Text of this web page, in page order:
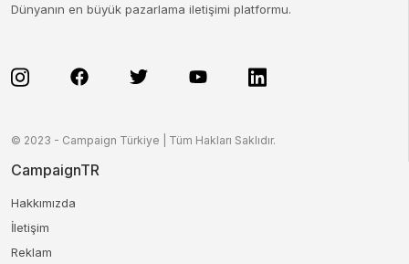
Dünyanın en büyük pazarlama iletişimi platformu.
© 2023 - Campaign Türkiye | Tüm Hakları Saklıdır.
CampaignTR
Hakkımızda
İletişim
Reklam